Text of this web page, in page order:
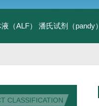
（ALF） 潘氏试剂（pandy）
CLASSIFICATION